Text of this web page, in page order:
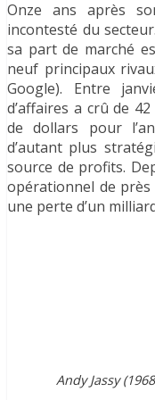
Onze ans après
incontesté du
sa part de marché
neuf principaux
Google). Entre
d’affaires a crû de
de dollars pour
d’autant plus
source de profits.
opérationnel de
une perte d’un
Andy Jassy